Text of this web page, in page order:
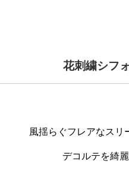
花刺繍シフ
風揺らぐフレアなスリ
デコルテを綺